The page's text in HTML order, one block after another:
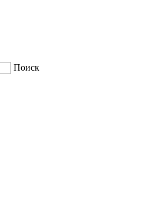
Поиск